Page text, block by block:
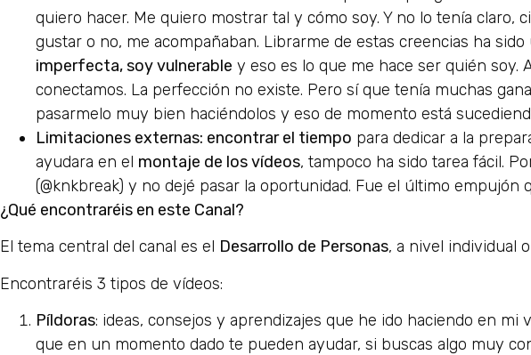
quiero hacer. Me quiero mostrar tal y cómo soy. Y no lo tenía
gustar o no, me acompañaban. Librarme de estas creencias ha
imperfecta, soy vulnerable y eso es lo que me hace ser quién soy.
conectamos. La perfección no existe. Pero sí que tenía muchas
pasarmelo muy bien haciéndolos y eso de momento está
Limitaciones externas: encontrar el tiempo para dedicar a la
ayudara en el montaje de los vídeos, tampoco ha sido tarea fácil.
(@knkbreak) y no dejé pasar la oportunidad. Fue el último empujón
¿Qué encontraréis en este Canal?
El tema central del canal es el Desarrollo de Personas, a nivel individual
Encontraréis 3 tipos de vídeos:
Píldoras: ideas, consejos y aprendizajes que he ido haciendo en
que en un momento dado te pueden ayudar, si buscas algo muy